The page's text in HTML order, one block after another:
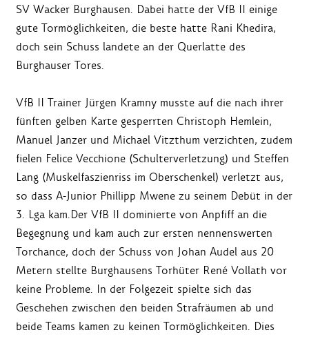
SV Wacker Burghausen. Dabei hatte der VfB II einige
gute Tormöglichkeiten, die beste hatte Rani Khedira,
doch sein Schuss landete an der Querlatte des
Burghauser Tores.
VfB II Trainer Jürgen Kramny musste auf die nach ihrer
fünften gelben Karte gesperrten Christoph Hemlein,
Manuel Janzer und Michael Vitzthum verzichten, zudem
fielen Felice Vecchione (Schulterverletzung) und Steffen
Lang (Muskelfaszienriss im Oberschenkel) verletzt aus,
so dass A-Junior Phillipp Mwene zu seinem Debüt in der
3. Lga kam.Der VfB II dominierte von Anpfiff an die
Begegnung und kam auch zur ersten nennenswerten
Torchance, doch der Schuss von Johan Audel aus 20
Metern stellte Burghausens Torhüter René Vollath vor
keine Probleme. In der Folgezeit spielte sich das
Geschehen zwischen den beiden Strafräumen ab und
beide Teams kamen zu keinen Tormöglichkeiten. Dies